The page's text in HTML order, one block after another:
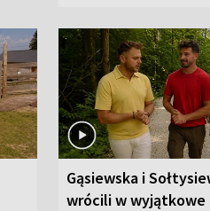
Gąsiewska i
wrócili w wyjątkowe